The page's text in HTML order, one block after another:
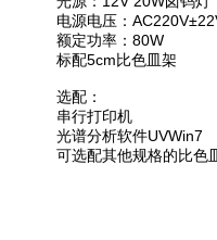
电源电压：
额定功率：80W
标配5cm比色皿架
选配：
串行打印机
光谱分析软件UVWin7
可选配其他规格的比色